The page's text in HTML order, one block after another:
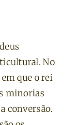
No
que o rei
minorias
conversão.